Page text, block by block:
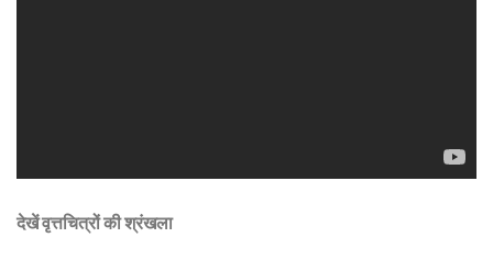
देखें वृत्तचित्रों की श्रंखला